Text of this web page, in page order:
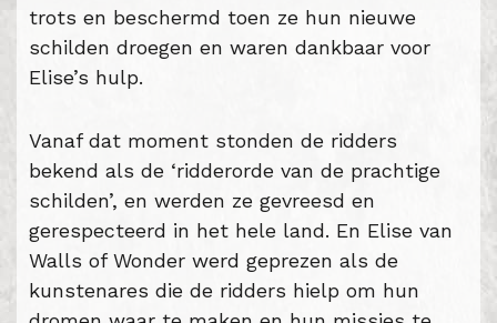
trots en beschermd toen ze hun nieuwe
schilden droegen en waren dankbaar voor
Elise’s hulp.
Vanaf dat moment stonden de ridders
bekend als de ‘ridderorde van de prachtige
schilden’, en werden ze gevreesd en
gerespecteerd in het hele land. En Elise van
Walls of Wonder werd geprezen als de
kunstenares die de ridders hielp om hun